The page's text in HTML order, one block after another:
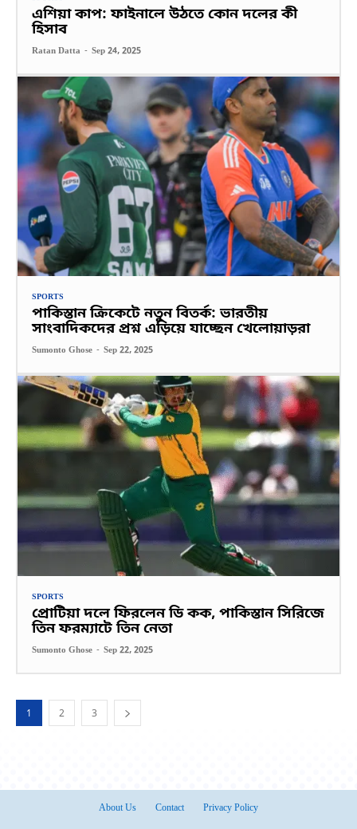
এশিয়া কাপ: ফাইনালে উঠতে কোন দলের কী
হিসাব
Ratan Datta - Sep 24, 2025
SPORTS
পাকিস্তান ক্রিকেটে নতুন বিতর্ক: ভারতীয়
সাংবাদিকদের প্রশ্ন এড়িয়ে যাচ্ছেন খেলোয়াড়রা
Sumonto Ghose - Sep 22, 2025
SPORTS
প্রোটিয়া দলে ফিরলেন ডি কক, পাকিস্তান সিরিজে
তিন ফরম্যাটে তিন নেতা
Sumonto Ghose - Sep 22, 2025
1 2 3
About Us Contact Privacy Policy